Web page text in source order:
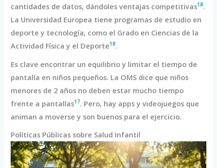
cantidades de datos, dándoles ventajas competitivas18.
La Universidad Europea tiene programas de estudio en
deporte y tecnología, como el Grado en Ciencias de la
Actividad Física y el Deporte18.
Es clave encontrar un equilibrio y limitar el tiempo de
pantalla en niños pequeños. La OMS dice que niños
menores de 2 años no deben estar mucho tiempo
frente a pantallas17. Pero, hay apps y videojuegos que
animan a moverse y son buenos para el ejercicio.
Políticas Públicas sobre Salud Infantil